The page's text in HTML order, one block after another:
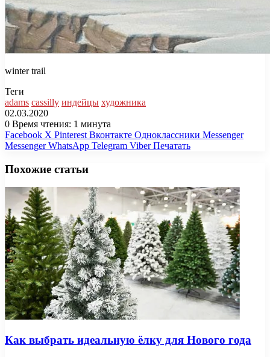
winter trail
Теги
adams cassilly индейцы художника
02.03.2020
0 Время чтения: 1 минута
Facebook X Pinterest Вконтакте Одноклассники Messenger
Messenger WhatsApp Telegram Viber Печатать
Похожие статьи
Как выбрать идеальную ёлку для Нового года